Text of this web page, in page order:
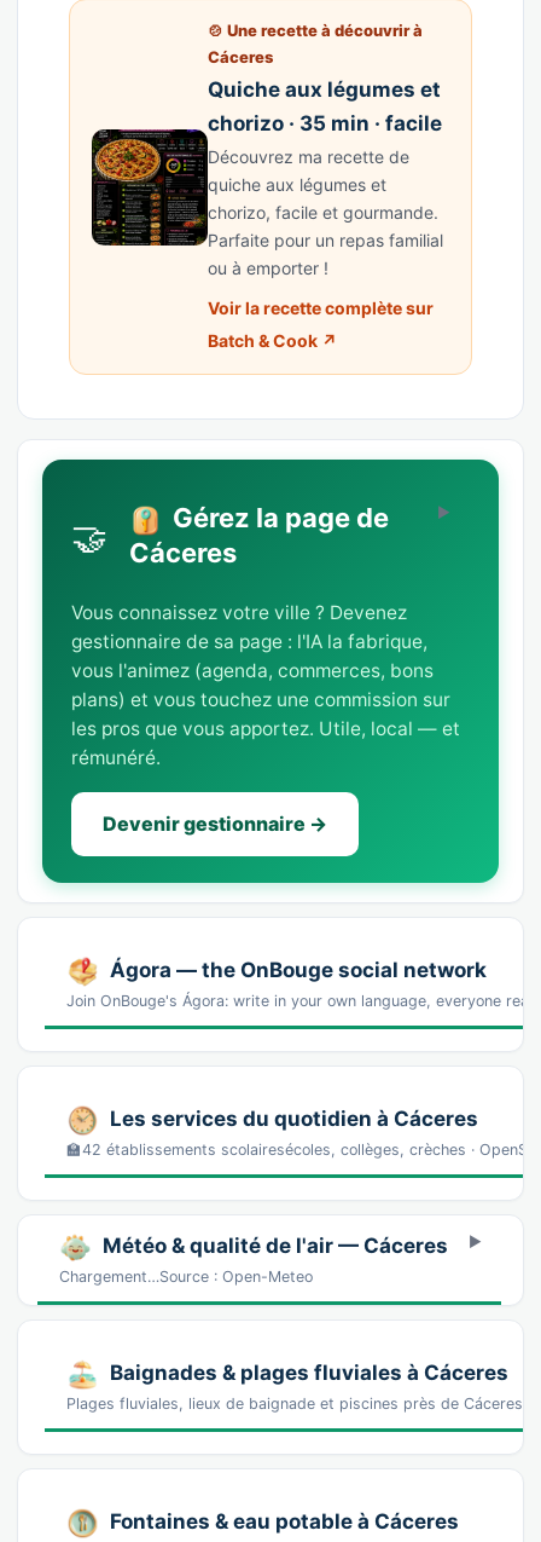
🍲 Une recette à découvrir à
Cáceres
Quiche aux légumes et
chorizo · 35 min · facile
Découvrez ma recette de
quiche aux légumes et
chorizo, facile et gourmande.
Parfaite pour un repas familial
ou à emporter !
Voir la recette complète sur
Batch & Cook ↗
🤝
Gérez la page de
Cáceres
Vous connaissez votre ville ? Devenez
gestionnaire de sa page : l'IA la fabrique,
vous l'animez (agenda, commerces, bons
plans) et vous touchez une commission sur
les pros que vous apportez. Utile, local — et
rémunéré.
Devenir gestionnaire →
Ágora — the OnBouge social network
Join OnBouge's Ágora: write in your own language, everyone
Les services du quotidien à Cáceres
🏫42 établissements scolairesécoles, collèges, crèches ·
Météo & qualité de l'air — Cáceres
Chargement…Source : Open-Meteo
Baignades & plages fluviales à Cáceres
Plages fluviales, lieux de baignade et piscines près de Cáceres
Fontaines & eau potable à Cáceres